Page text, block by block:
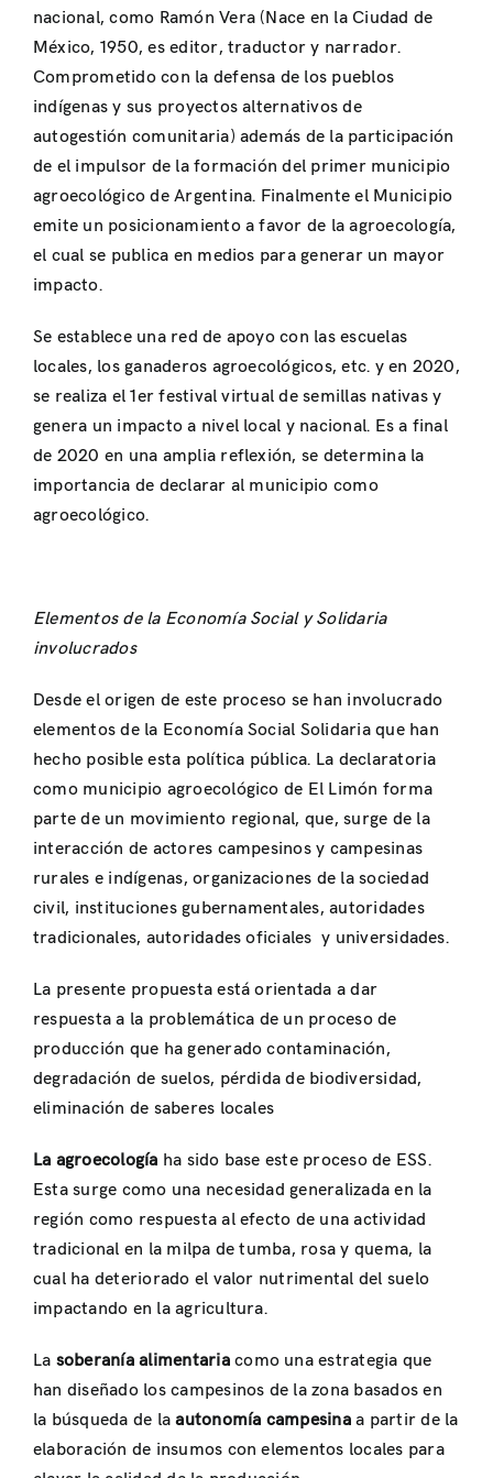
nacional, como Ramón Vera (Nace en la Ciudad de
México, 1950, es editor, traductor y narrador.
Comprometido con la defensa de los pueblos
indígenas y sus proyectos alternativos de
autogestión comunitaria) además de la participación
de el impulsor de la formación del primer municipio
agroecológico de Argentina. Finalmente el Municipio
emite un posicionamiento a favor de la agroecología,
el cual se publica en medios para generar un mayor
impacto.
Se establece una red de apoyo con las escuelas
locales, los ganaderos agroecológicos, etc. y en 2020,
se realiza el 1er festival virtual de semillas nativas y
genera un impacto a nivel local y nacional. Es a final
de 2020 en una amplia reflexión, se determina la
importancia de declarar al municipio como
agroecológico.
Elementos de la Economía Social y Solidaria
involucrados
Desde el origen de este proceso se han involucrado
elementos de la Economía Social Solidaria que han
hecho posible esta política pública. La declaratoria
como municipio agroecológico de El Limón forma
parte de un movimiento regional, que, surge de la
interacción de actores campesinos y campesinas
rurales e indígenas, organizaciones de la sociedad
civil, instituciones gubernamentales, autoridades
tradicionales, autoridades oficiales y universidades.
La presente propuesta está orientada a dar
respuesta a la problemática de un proceso de
producción que ha generado contaminación,
degradación de suelos, pérdida de biodiversidad,
eliminación de saberes locales
La agroecología ha sido base este proceso de ESS.
Esta surge como una necesidad generalizada en la
región como respuesta al efecto de una actividad
tradicional en la milpa de tumba, rosa y quema, la
cual ha deteriorado el valor nutrimental del suelo
impactando en la agricultura.
La soberanía alimentariacomo una estrategia que
han diseñado los campesinos de la zona basados en
la búsqueda de laautonomía campesinaa partir de la
elaboración de insumos con elementos locales para